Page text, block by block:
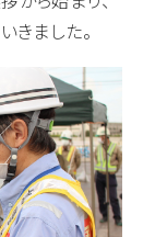
きました。